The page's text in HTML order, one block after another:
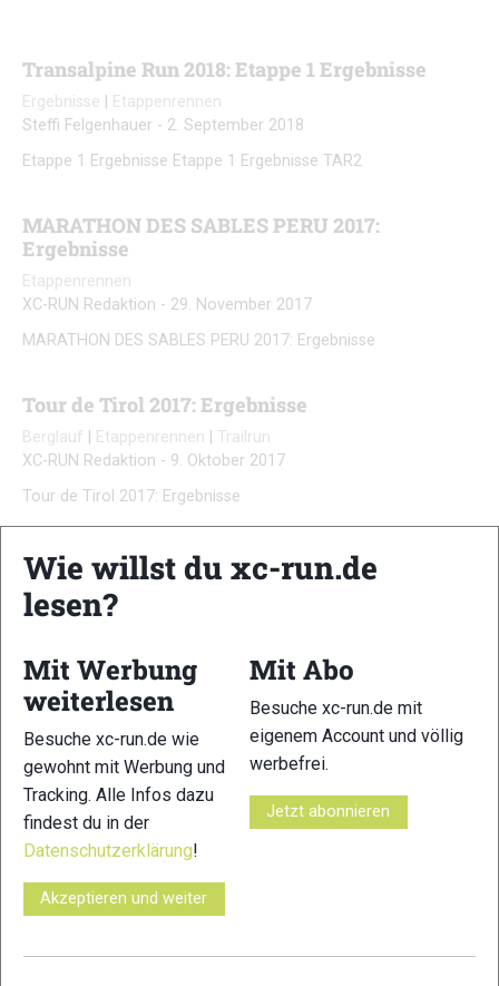
Transalpine Run 2018: Etappe 1 Ergebnisse
Ergebnisse
Etappenrennen
Steffi Felgenhauer - 2. September 2018
Etappe 1 Ergebnisse Etappe 1 Ergebnisse TAR2
MARATHON DES SABLES PERU 2017:
Ergebnisse
Etappenrennen
XC-RUN Redaktion - 29. November 2017
MARATHON DES SABLES PERU 2017: Ergebnisse
Tour de Tirol 2017: Ergebnisse
Berglauf Etappenrennen
Trailrun
XC-RUN Redaktion - 9. Oktober 2017
Tour de Tirol 2017: Ergebnisse
Skyrunners World Series 2017: Ranking
Ergebnisse |Etappenrennen
XC-RUN Redaktion
Transalpine Run 2017: Ergebnisse Etappe 6
Ergebnisse|Ergebnisse|
Etappenrennen
Markus Mingo -8. September 2017
Transalpine Run 2017: Ergebnisse Etappe 6
Ergebnisse|Ergebnisse|Etappenrennen
Wie willst du xc-run.de
lesen?
Mit Werbung
weiterlesen
Besuche xc-run.de wie
gewohnt mit Werbung und
Tracking. Alle Infos dazu
findest du in der
Datenschutzerklärung!
Akzeptieren und weiter
Mit Abo
Besuche xc-run.de mit
eigenem Account und völlig
werbefrei.
Jetzt abonnieren